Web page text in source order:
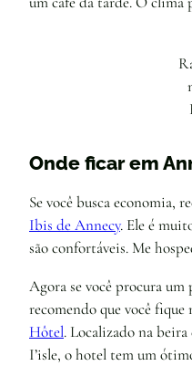
Onde ficar em
Se você busca economia,
Ibis de Annecy. Ele é
são confortáveis. Me
Agora se você procura
recomendo que você
Hôtel. Localizado na
I’isle, o hotel tem um